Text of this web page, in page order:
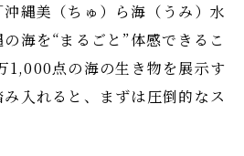
縄美（ちゅ）ら海（うみ）水
海を“まるごと”体感できるこ
1,000点の海の生き物を展示す
入れると、まずは圧倒的なス